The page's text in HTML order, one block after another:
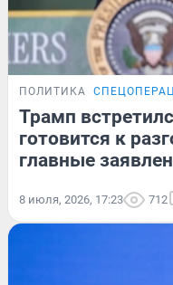
ПОЛИТИКА
Трамп
готовится к
главные
8 июля, 2026, 17:23 712